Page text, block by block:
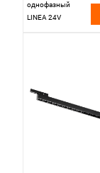
однофазный
LINEA 24V